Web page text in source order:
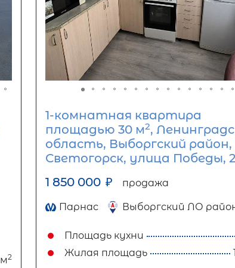
2
1-комнатная квартира
площадью 30 м2,
область, Выборгский район,
Светогорск, улица Победы,
1 850 000 ₽ продажа
Парнас Выборгский ЛО
Площадь кухни
Жилая площадь